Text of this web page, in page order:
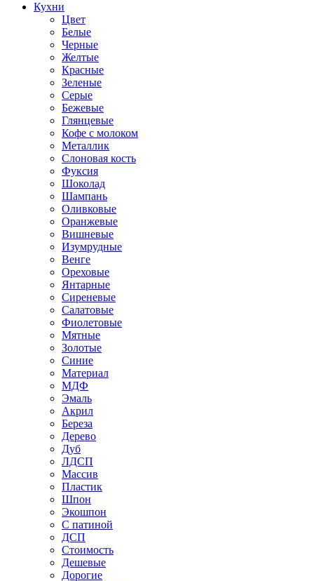
Кухни
Цвет
Белые
Черные
Желтые
Красные
Зеленые
Серые
Бежевые
Глянцевые
Кофе с молоком
Металлик
Слоновая кость
Фуксия
Шоколад
Шампань
Оливковые
Оранжевые
Вишневые
Изумрудные
Венге
Ореховые
Янтарные
Сиреневые
Салатовые
Фиолетовые
Мятные
Золотые
Синие
Материал
МДФ
Эмаль
Акрил
Береза
Дерево
Дуб
ЛДСП
Массив
Пластик
Шпон
Экошпон
С патиной
ДСП
Стоимость
Дешевые
Дорогие